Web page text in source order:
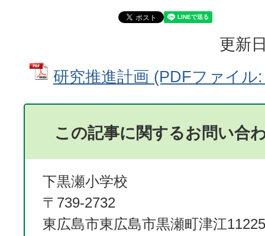
更新
研究推進計画 (PDFファイル
この記事に関するお問い合
下黒瀬小学校
〒739-2732
東広島市東広島市黒瀬町津江